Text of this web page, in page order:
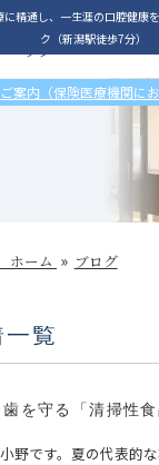
精通し、一生涯の口腔健康
ク（新潟駅徒歩7分）
案内（保険医療機関に
ホーム ブログ
覧
を守る「清掃性
野です。夏の代表的